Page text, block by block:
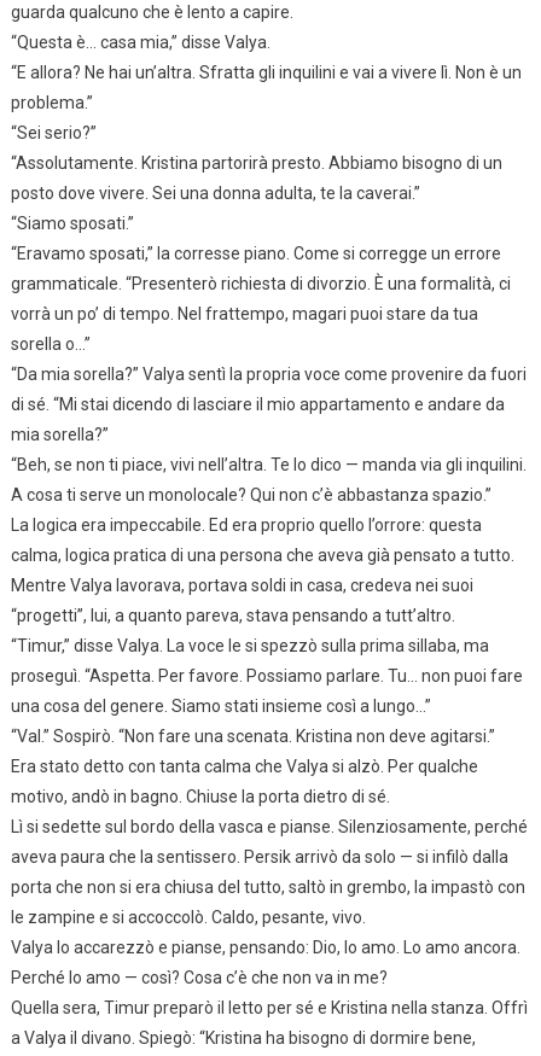
guarda qualcuno che è lento a capire.
“Questa è… casa mia,” disse Valya.
“E allora? Ne hai un’altra. Sfratta gli inquilini e vai a vivere lì. Non è un
problema.”
“Sei serio?”
“Assolutamente. Kristina partorirà presto. Abbiamo bisogno di un
posto dove vivere. Sei una donna adulta, te la caverai.”
“Siamo sposati.”
“Eravamo sposati,” la corresse piano. Come si corregge un errore
grammaticale. “Presenterò richiesta di divorzio. È una formalità, ci
vorrà un po’ di tempo. Nel frattempo, magari puoi stare da tua
sorella o…”
“Da mia sorella?” Valya sentì la propria voce come provenire da fuori
di sé. “Mi stai dicendo di lasciare il mio appartamento e andare da
mia sorella?”
“Beh, se non ti piace, vivi nell’altra. Te lo dico — manda via gli inquilini.
A cosa ti serve un monolocale? Qui non c’è abbastanza spazio.”
La logica era impeccabile. Ed era proprio quello l’orrore: questa
calma, logica pratica di una persona che aveva già pensato a tutto.
Mentre Valya lavorava, portava soldi in casa, credeva nei suoi
“progetti”, lui, a quanto pareva, stava pensando a tutt’altro.
“Timur,” disse Valya. La voce le si spezzò sulla prima sillaba, ma
proseguì. “Aspetta. Per favore. Possiamo parlare. Tu… non puoi fare
una cosa del genere. Siamo stati insieme così a lungo…”
“Val.” Sospirò. “Non fare una scenata. Kristina non deve agitarsi.”
Era stato detto con tanta calma che Valya si alzò. Per qualche
motivo, andò in bagno. Chiuse la porta dietro di sé.
Lì si sedette sul bordo della vasca e pianse. Silenziosamente, perché
aveva paura che la sentissero. Persik arrivò da solo — si infilò dalla
porta che non si era chiusa del tutto, saltò in grembo, la impastò con
le zampine e si accoccolò. Caldo, pesante, vivo.
Valya lo accarezzò e pianse, pensando: Dio, lo amo. Lo amo ancora.
Perché lo amo — così? Cosa c’è che non va in me?
Quella sera, Timur preparò il letto per sé e Kristina nella stanza. Offrì
a Valya il divano. Spiegò: “Kristina ha bisogno di dormire bene,